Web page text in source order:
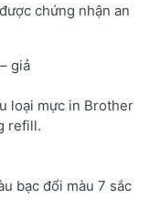
chứng nhận an
giả
loại mực in Brother
refill.
bạc đổi màu 7 sắc